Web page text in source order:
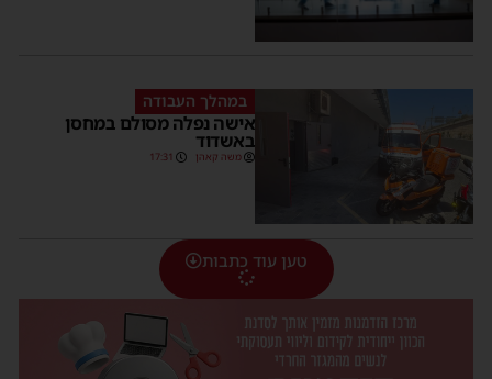
במהלך העבודה
אישה נפלה מסולם במחסן
באשדוד
משה קאהן 17:31
טען עוד כתבות